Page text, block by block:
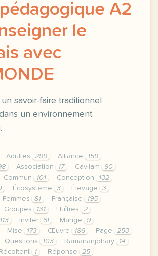
A2
le
avec
savoir-faire traditionnel
un environnement
Adultes 299 Alliance
159
Association 17 Cavilam
90
Commun 101 Conception
132
Écosystème 3 Élevage
3
Femmes 81 Française
195
Groupes 131 Huîtres
2
113 Inviter 61 Mange
9
Mise 173 Œuvre 186 Page
253
Questions 103 Ramananjohary
14
Récoltent 1 Réponse
25